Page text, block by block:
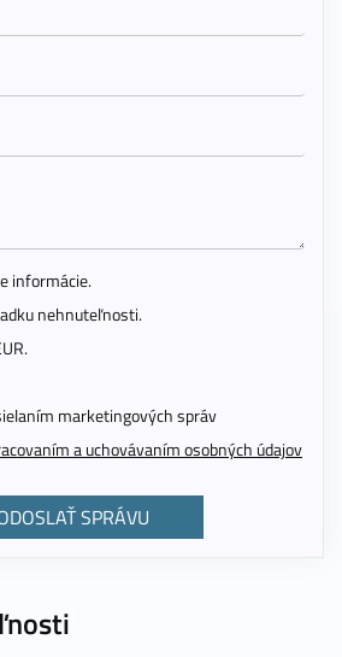
informácie.
nehnuteľnosti.
marketingových správ
a uchovávaním osobných údajov